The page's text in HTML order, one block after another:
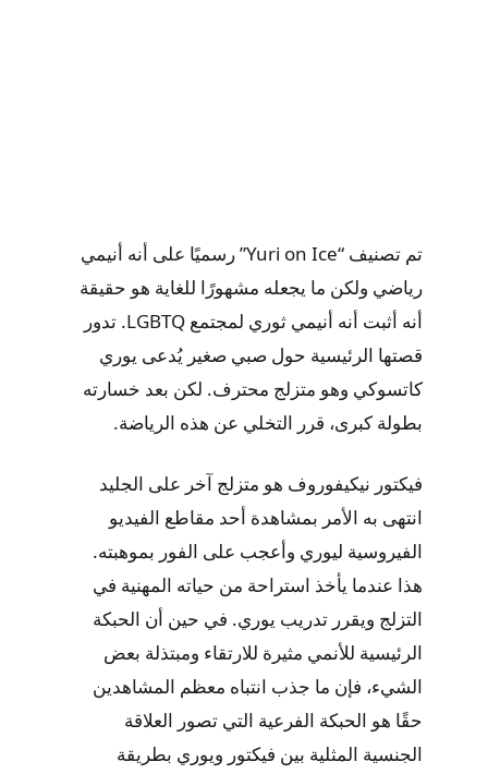
تم تصنيف “Yuri on Ice” رسميًا على أنه أنيمي
رياضي ولكن ما يجعله مشهورًا للغاية هو حقيقة
أنه أثبت أنه أنيمي ثوري لمجتمع LGBTQ. تدور
قصتها الرئيسية حول صبي صغير يُدعى يوري
كاتسوكي وهو متزلج محترف. لكن بعد خسارته
بطولة كبرى، قرر التخلي عن هذه الرياضة.
فيكتور نيكيفوروف هو متزلج آخر على الجليد
انتهى به الأمر بمشاهدة أحد مقاطع الفيديو
الفيروسية ليوري وأعجب على الفور بموهبته.
هذا عندما يأخذ استراحة من حياته المهنية في
التزلج ويقرر تدريب يوري. في حين أن الحبكة
الرئيسية للأنمي مثيرة للارتقاء ومبتذلة بعض
الشيء، فإن ما جذب انتباه معظم المشاهدين
حقًا هو الحبكة الفرعية التي تصور العلاقة
الجنسية المثلية بين فيكتور ويوري بطريقة